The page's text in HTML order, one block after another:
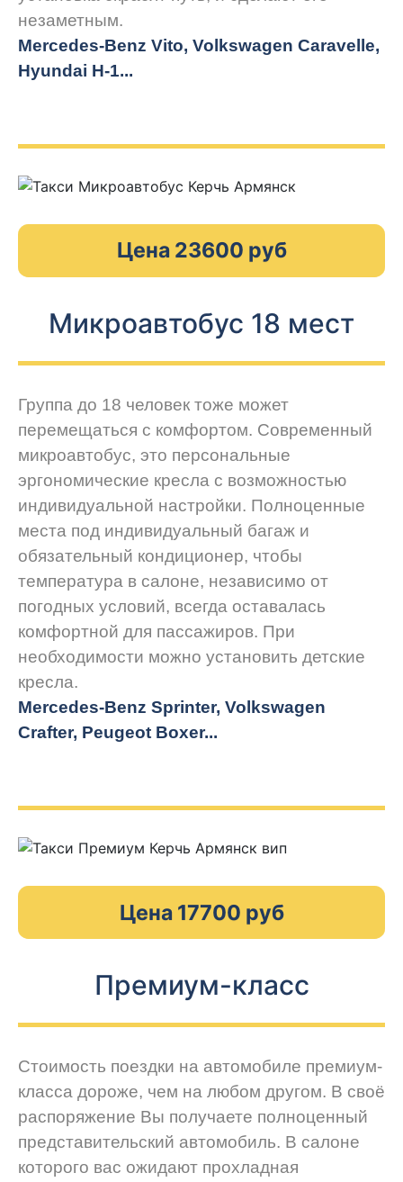
незаметным.
Mercedes-Benz Vito, Volkswagen Caravelle,
Hyundai H-1...
Цена 23600 руб
Микроавтобус 18 мест
Группа до 18 человек тоже может
перемещаться с комфортом. Современный
микроавтобус, это персональные
эргономические кресла с возможностью
индивидуальной настройки. Полноценные
места под индивидуальный багаж и
обязательный кондиционер, чтобы
температура в салоне, независимо от
погодных условий, всегда оставалась
комфортной для пассажиров. При
необходимости можно установить детские
кресла.
Mercedes-Benz Sprinter, Volkswagen
Crafter, Peugeot Boxer...
Цена 17700 руб
Премиум-класс
Стоимость поездки на автомобиле премиум-
класса дороже, чем на любом другом. В своё
распоряжение Вы получаете полноценный
представительский автомобиль. В салоне
которого вас ожидают прохладная